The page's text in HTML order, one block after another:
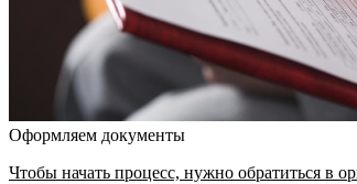
Оформляем документы
Чтобы начать процесс, нужно обратиться в